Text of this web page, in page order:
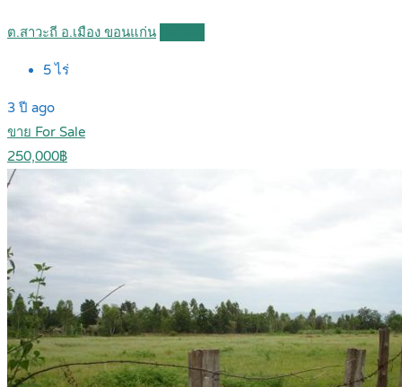
ต.สาวะถี อ.เมือง ขอนแก่น
5ไร่
3 ปี ago
ขาย For Sale
250,000฿